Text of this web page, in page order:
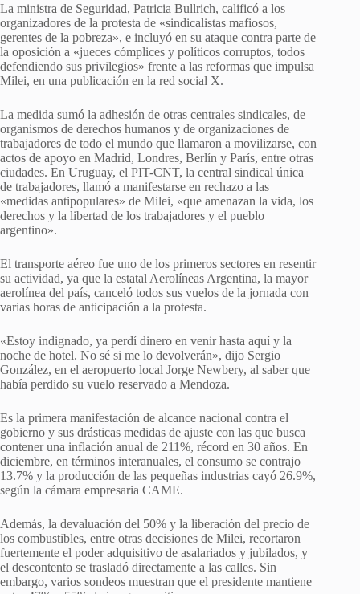
La ministra de Seguridad, Patricia Bullrich, calificó a los
organizadores de la protesta de «sindicalistas mafiosos,
gerentes de la pobreza», e incluyó en su ataque contra parte de
la oposición a «jueces cómplices y políticos corruptos, todos
defendiendo sus privilegios» frente a las reformas que impulsa
Milei, en una publicación en la red social X.
La medida sumó la adhesión de otras centrales sindicales, de
organismos de derechos humanos y de organizaciones de
trabajadores de todo el mundo que llamaron a movilizarse, con
actos de apoyo en Madrid, Londres, Berlín y París, entre otras
ciudades. En Uruguay, el PIT-CNT, la central sindical única
de trabajadores, llamó a manifestarse en rechazo a las
«medidas antipopulares» de Milei, «que amenazan la vida, los
derechos y la libertad de los trabajadores y el pueblo
argentino».
El transporte aéreo fue uno de los primeros sectores en resentir
su actividad, ya que la estatal Aerolíneas Argentina, la mayor
aerolínea del país, canceló todos sus vuelos de la jornada con
varias horas de anticipación a la protesta.
«Estoy indignado, ya perdí dinero en venir hasta aquí y la
noche de hotel. No sé si me lo devolverán», dijo Sergio
González, en el aeropuerto local Jorge Newbery, al saber que
había perdido su vuelo reservado a Mendoza.
Es la primera manifestación de alcance nacional contra el
gobierno y sus drásticas medidas de ajuste con las que busca
contener una inflación anual de 211%, récord en 30 años. En
diciembre, en términos interanuales, el consumo se contrajo
13.7% y la producción de las pequeñas industrias cayó 26.9%,
según la cámara empresaria CAME.
Además, la devaluación del 50% y la liberación del precio de
los combustibles, entre otras decisiones de Milei, recortaron
fuertemente el poder adquisitivo de asalariados y jubilados, y
el descontento se trasladó directamente a las calles. Sin
embargo, varios sondeos muestran que el presidente mantiene